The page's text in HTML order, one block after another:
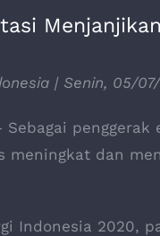
| Senin, 05/
penggerak
meningkat dan
Indonesia 2020,